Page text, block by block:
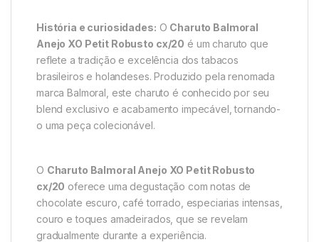
História e curiosidades: O Charuto Balmoral
Anejo XO Petit Robusto cx/20 é um charuto que
reflete a tradição e excelência dos tabacos
brasileiros e holandeses. Produzido pela renomada
marca Balmoral, este charuto é conhecido por seu
blend exclusivo e acabamento impecável, tornando-
o uma peça colecionável.
O Charuto Balmoral Anejo XO Petit Robusto
cx/20 oferece uma degustação com notas de
chocolate escuro, café torrado, especiarias intensas,
couro e toques amadeirados, que se revelam
gradualmente durante a experiência.